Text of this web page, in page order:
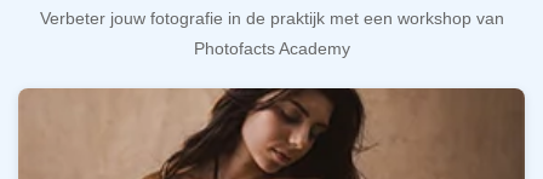
Verbeter jouw fotografie in de praktijk met een workshop van
Photofacts Academy